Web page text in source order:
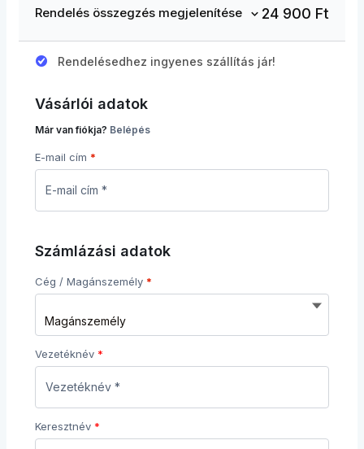
Rendelés összegzés megjelenítése 24 900 Ft
Rendelésedhez ingyenes szállítás jár!
Vásárlói adatok
Már van fiókja? Belépés
E-mail cím *
Számlázási adatok
Cég / Magánszemély *
Vezetéknév
Keresztnév